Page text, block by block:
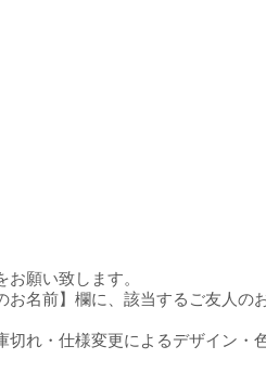
願い致します。
お名前】欄に、該当するご友人の
れ・仕様変更によるデザイン・